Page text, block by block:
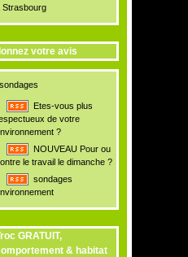
Strasbourg
votre avis
sondages
Etes-vous plus
de votre
?
NOUVEAU Pour ou
le travail le dimanche ?
sondages
GRATUIT,
& habitat